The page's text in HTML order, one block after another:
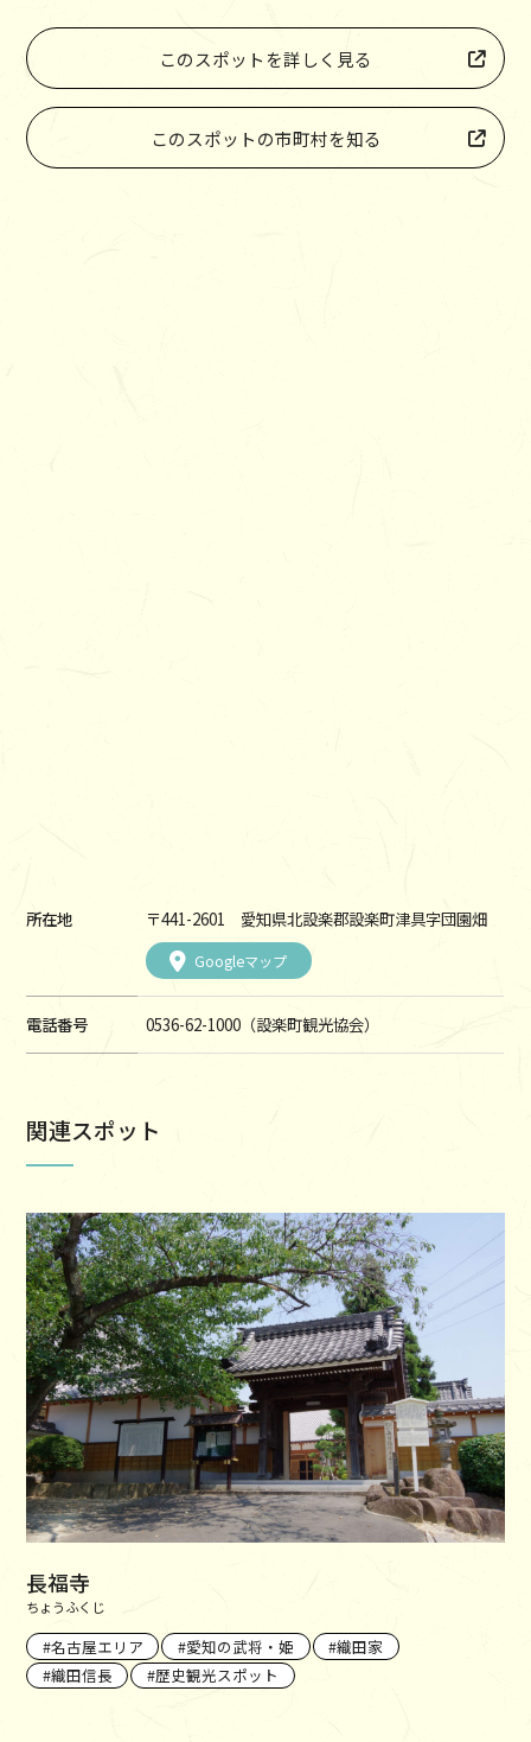
このスポットを詳しく見る
このスポットの市町村を知る
所在地 〒441-2601 愛知県北設楽郡設楽町津具字団園畑
Googleマップ
電話番号 0536-62-1000（設楽町観光協会）
関連スポット
長福寺
ちょうふくじ
名古屋エリア 愛知の武将・姫
織田家
織田信長
歴史観光スポット